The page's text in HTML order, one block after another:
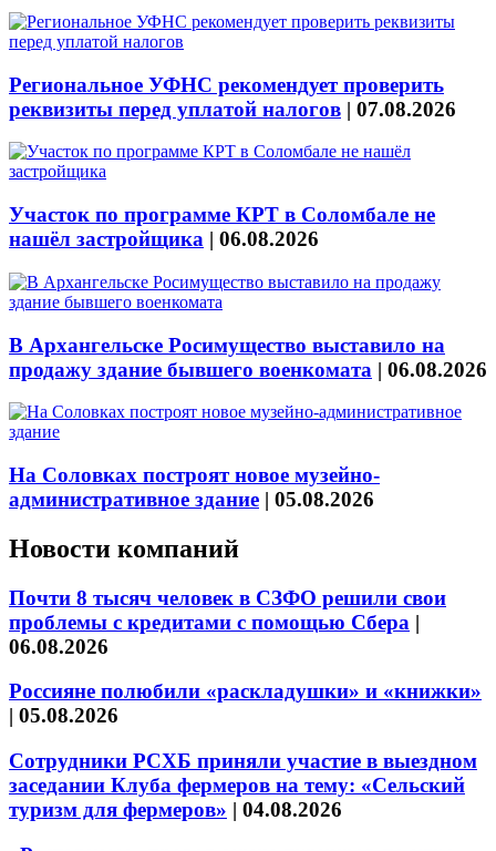
Региональное УФНС рекомендует проверить
реквизиты перед уплатой налогов | 07.08.2026
Участок по программе КРТ в Соломбале не
нашёл застройщика | 06.08.2026
В Архангельске Росимущество выставило на
продажу здание бывшего военкомата | 06.08.2026
На Соловках построят новое музейно-
административное здание | 05.08.2026
Новости компаний
Почти 8 тысяч человек в СЗФО решили свои
проблемы с кредитами с помощью Сбера |
06.08.2026
Россияне полюбили «раскладушки» и «книжки»
| 05.08.2026
Сотрудники РСХБ приняли участие в выездном
заседании Клуба фермеров на тему: «Сельский
туризм для фермеров» | 04.08.2026